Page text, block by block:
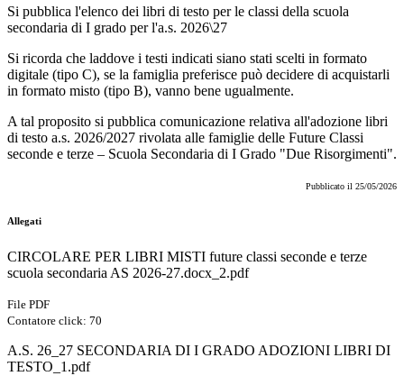
Si pubblica l'elenco dei libri di testo per le classi della scuola
secondaria di I grado per l'a.s. 2026\27
Si ricorda che laddove i testi indicati siano stati scelti in formato
digitale (tipo C), se la famiglia preferisce può decidere di acquistarli
in formato misto (tipo B), vanno bene ugualmente.
A tal proposito si pubblica comunicazione relativa all'adozione libri
di testo a.s. 2026/2027 rivolata alle famiglie delle Future Classi
seconde e terze – Scuola Secondaria di I Grado "Due Risorgimenti".
Pubblicato il 25/05/2026
Allegati
CIRCOLARE PER LIBRI MISTI future classi seconde e terze
scuola secondaria AS 2026-27.docx_2.pdf
File PDF
Contatore click: 70
A.S. 26_27 SECONDARIA DI I GRADO ADOZIONI LIBRI DI
TESTO_1.pdf